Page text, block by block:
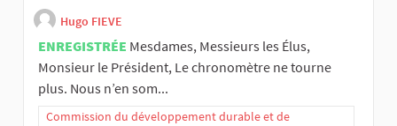
Hugo FIEVE
ENREGISTRÉE Mesdames, Messieurs les Élus,
Monsieur le Président, Le chronomètre ne tourne
plus. Nous n’en som...
Commission du développement durable et de